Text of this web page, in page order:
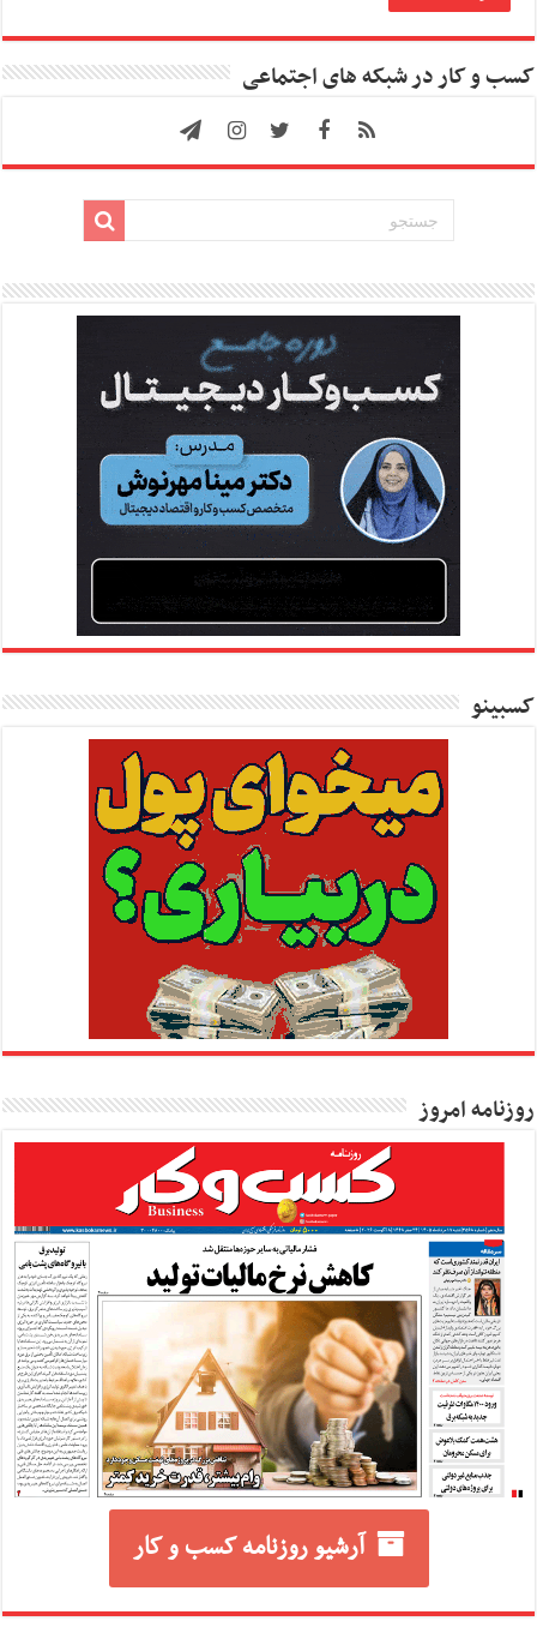
کسب و کار در شبکه های اجتماعی
کسبینو
روزنامه امروز
آرشیو روزنامه کسب و کار